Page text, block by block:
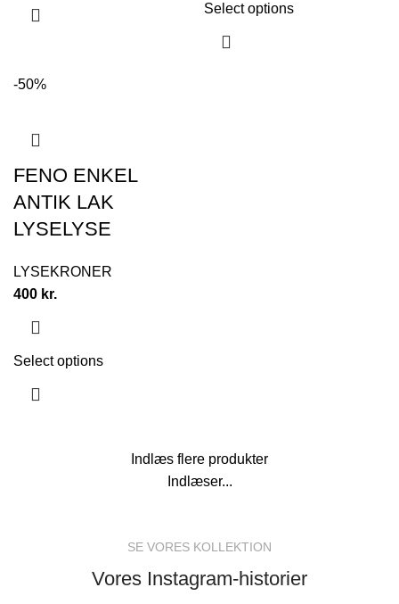
Select options
-50%
FENO ENKEL
ANTIK LAK
LYSELYSE
LYSEKRONER
400 kr.
Select options
Indlæs flere produkter
Indlæser...
SE VORES KOLLEKTION
Vores Instagram-historier